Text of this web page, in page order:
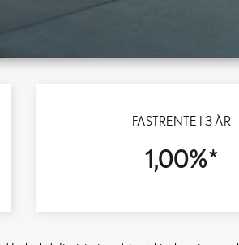
FASTRENTE I 3 ÅR
1,00%*